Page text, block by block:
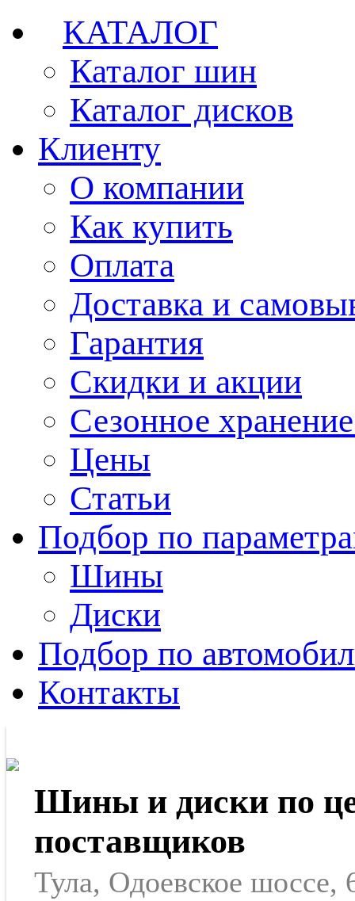
КАТАЛОГ
Каталог шин
Каталог дисков
Клиенту
О компании
Как купить
Оплата
Доставка и
Гарантия
Скидки и акции
Сезонное
Цены
Статьи
Подбор по
Шины
Диски
Подбор по
Контакты
Шины и диски по
поставщиков
Тула, Одоевское шоссе,